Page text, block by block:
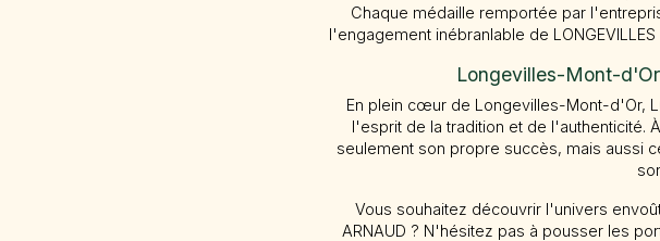
Chaque médaille remportée par
l'engagement inébranlable de
Longevilles-Mont-
En plein cœur de Longevilles-Mont-d'Or,
l'esprit de la tradition et de l'authenticité.
seulement son propre succès, mais aussi
Vous souhaitez découvrir l'univers
ARNAUD ? N'hésitez pas à pousser les